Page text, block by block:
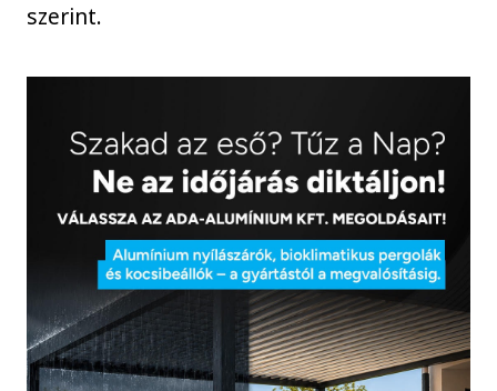
szerint.